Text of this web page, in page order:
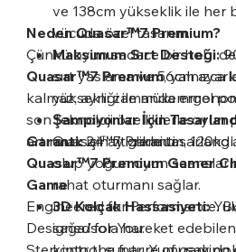
ve 138cm yükseklik ile her
vücuda özel tasarım.
Maksimum Sırt Desteği:
sırt yaslama ve 56cm
yüksekliği ile mükemmel
Şampiyonlar İçin
Quasar™7 Premium,
olup yoğun oyun
rahat oturmanı sağlar.
3D Kolçak Hassasiyeti:
sağa/sola hareket
Neden Quasar™7 Premium?
Çünkü oyun sadece bir hobi
Quasar™7 Premium, yalnızca
kalmaz, aynı zamanda
son teknoloji özelliklerle oyun
artırmak için titizlikle tasarlandı.
Garanti:24 ay garanti.
Quasar™7 Premium Gamer
Game
Engineered for Performance.
Designed for You.